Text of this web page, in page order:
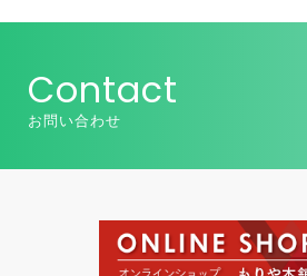
Contact
お問い合わせ